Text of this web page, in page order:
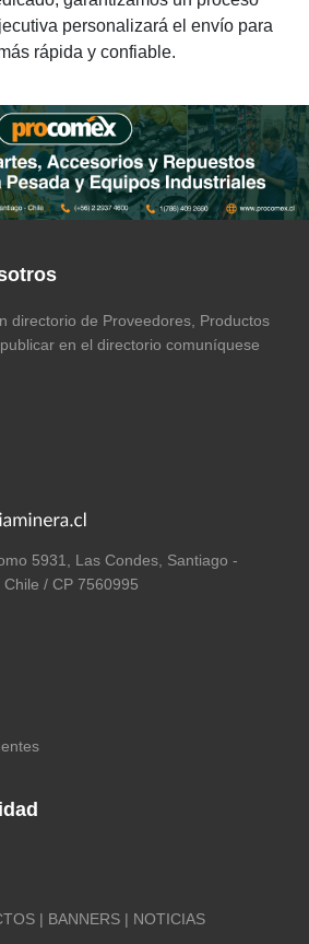
personalizará el envío para
rápida y confiable.
directorio de Proveedores, Productos
en el directorio comuníquese
5931, Las Condes, Santiago -
/ CP 7560995
| BANNERS | NOTICIAS